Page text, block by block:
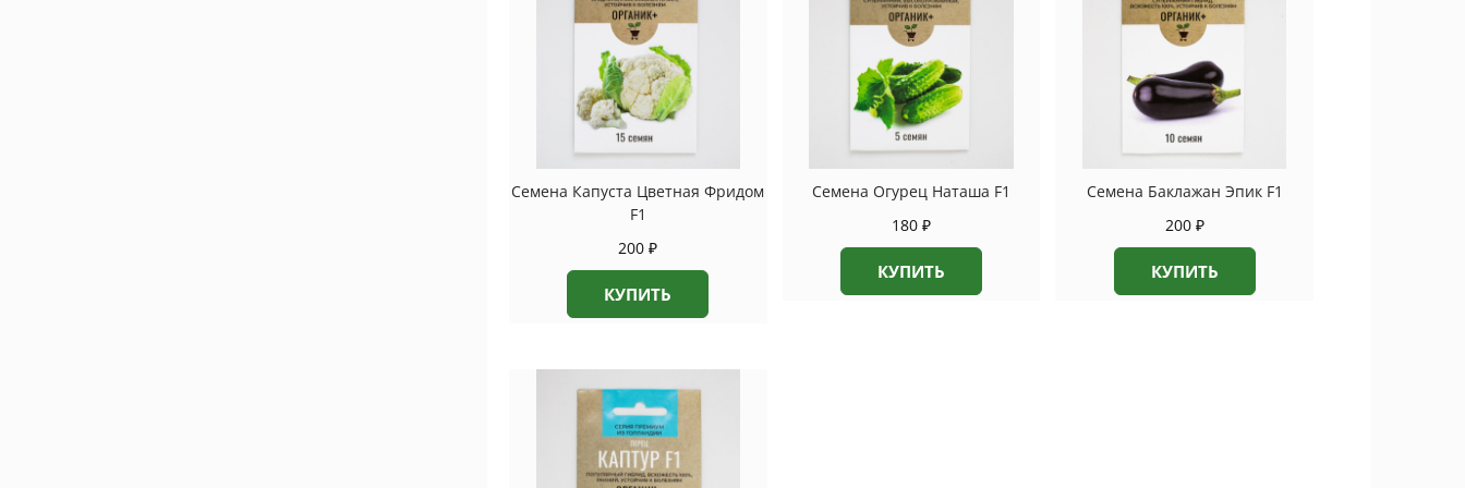
Семена Капуста Цветная Фридом
F1
200₽
КУПИТЬ
Семена Огурец Наташа F1
180 ₽
КУПИТЬ
Семена Баклажан Эпик F1
200 ₽
КУПИТЬ